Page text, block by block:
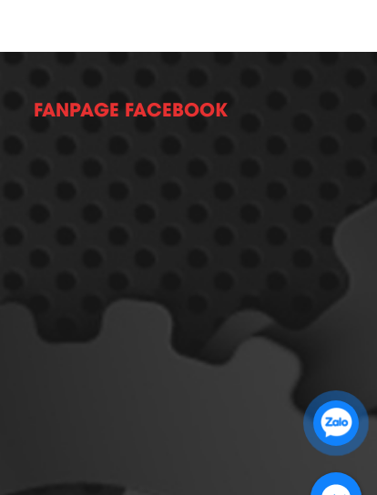
FANPAGE FACEBOOK
Zalo 2: 0972 14 9900